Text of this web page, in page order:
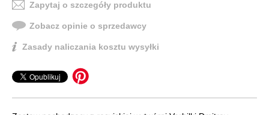
Zapytaj o szczegóły produktu
Zobacz opinie o sprzedawcy
Zasady naliczania kosztu wysyłki